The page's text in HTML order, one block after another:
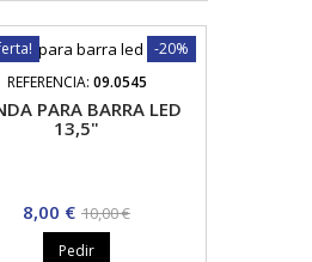
-20%
REFERENCIA: 09.0545
PARA BARRA LED
13,5"
Precio
8,00 € Precio
base
10,00 €
Pedir